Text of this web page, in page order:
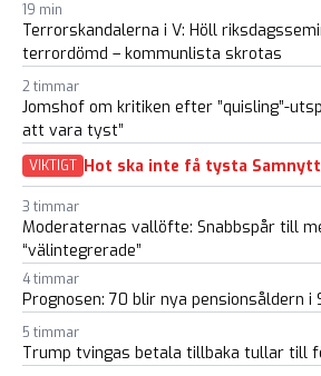
19 min
Terrorskandalerna i V: Höll
terrordömd – kommunlista skrotas
2 timmar
Jomshof om kritiken efter ”quisling”-
att vara tyst”
VIKTIGT Hot ska inte få tysta Samnytt
3 timmar
Moderaternas vallöfte: Snabbspår till
“välintegrerade”
4 timmar
Prognosen: 70 blir nya pensionsåldern i
5 timmar
Trump tvingas betala tillbaka tullar till